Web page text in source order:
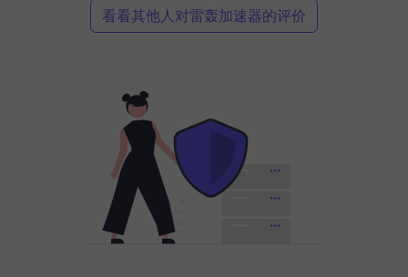
看看其他人对雷轰加速器的评价